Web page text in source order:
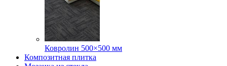
Ковролин 500×500 мм
Композитная плитка